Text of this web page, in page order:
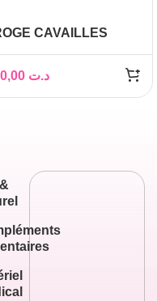
CAVAILLES
250ML
د.ت